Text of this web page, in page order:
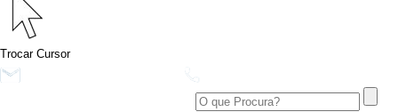
Trocar Cursor